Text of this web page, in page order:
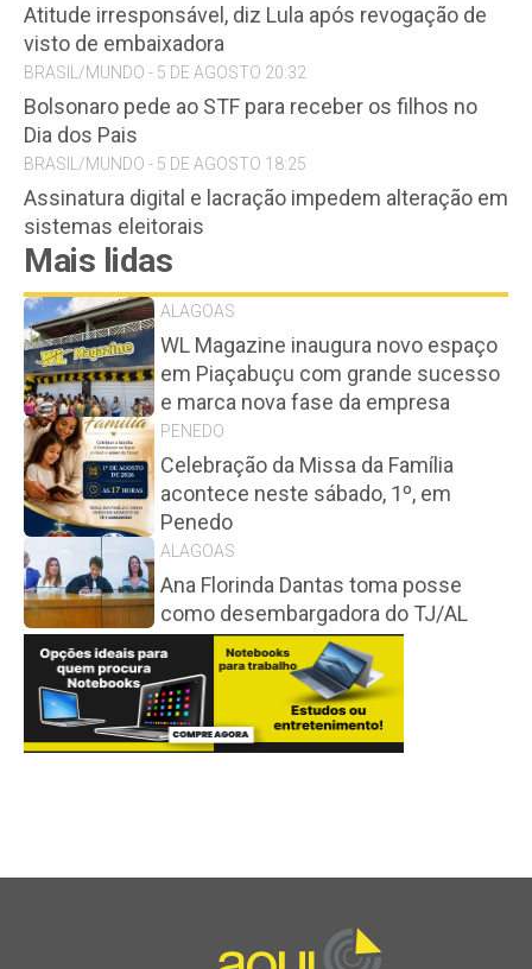
Atitude irresponsável, diz Lula após revogação de
visto de embaixadora
BRASIL/MUNDO - 5 DE AGOSTO 20:32
Bolsonaro pede ao STF para receber os filhos no
Dia dos Pais
BRASIL/MUNDO - 5 DE AGOSTO 18:25
Assinatura digital e lacração impedem alteração em
sistemas eleitorais
Mais lidas
ALAGOAS
WL Magazine inaugura novo espaço
em Piaçabuçu com grande sucesso
e marca nova fase da empresa
PENEDO
Celebração da Missa da Família
acontece neste sábado, 1º, em
Penedo
ALAGOAS
Ana Florinda Dantas toma posse
como desembargadora do TJ/AL